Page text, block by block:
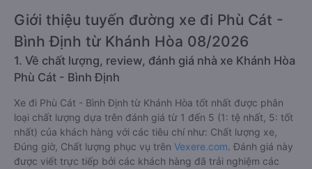
Giới thiệu tuyến đường xe đi Phù Cát -
Bình Định từ Khánh Hòa 08/2026
1. Về chất lượng, review, đánh giá nhà xe Khánh Hòa
Phù Cát - Bình Định
Xe đi Phù Cát - Bình Định từ Khánh Hòa tốt nhất được phân
loại chất lượng dựa trên đánh giá từ 1 đến 5 (1: tệ nhất, 5: tốt
nhất) của khách hàng với các tiêu chí như: Chất lượng xe,
Đúng giờ, Chất lượng phục vụ trên Vexere.com. Đánh giá này
được viết trực tiếp bởi các khách hàng đã trải nghiệm các